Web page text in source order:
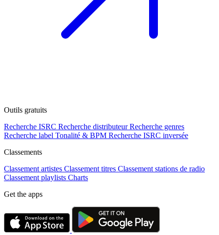
Outils gratuits
Recherche ISRC Recherche distributeur Recherche genres
Recherche label Tonalité & BPM Recherche ISRC inversée
Classements
Classement artistes Classement titres Classement stations de radio
Classement playlists Charts
Get the apps